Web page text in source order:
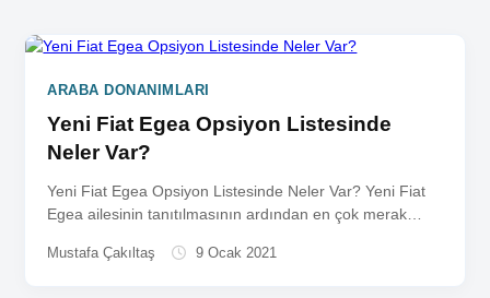
ARABA DONANIMLARI
Yeni Fiat Egea Opsiyon Listesinde
Neler Var?
Yeni Fiat Egea Opsiyon Listesinde Neler Var? Yeni Fiat
Egea ailesinin tanıtılmasının ardından en çok merak
Mustafa Çakıltaş 9 Ocak 2021